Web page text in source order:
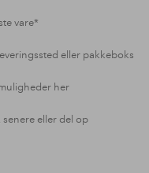
vare*
eller pakkeboks
her
senere eller del op